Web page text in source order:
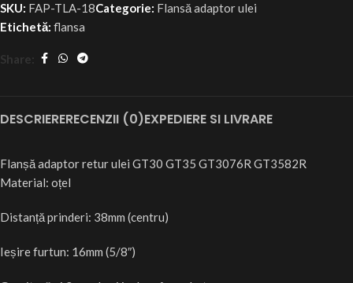
SKU: FAP-TLA-18Categorie: Flansă adaptor ulei ​
Etichetă: flansa
Share:
DESCRIERERECENZII (0)EXPEDIERE SI LIVRARE
Flanșă adaptor retur ulei GT30 GT35 GT3076R GT3582R
Material: oțel
Distanță prinderi: 38mm (centru)
Ieșire furtun: 16mm (5/8″)